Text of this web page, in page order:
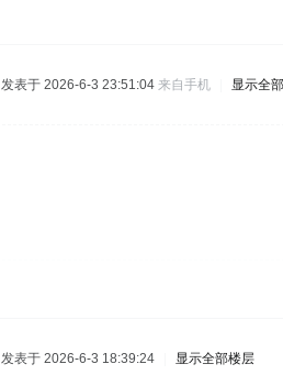
发表于 2026-6-3 23:51:04 来自手机 显示全
发表于 2026-6-3 18:39:24 显示全部楼层